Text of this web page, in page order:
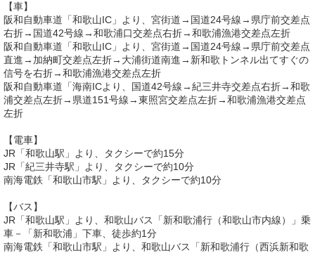
【車】
阪和自動車道「和歌山IC」より、宮街道→国道24号線→県庁前交差点
右折→国道42号線→和歌浦口交差点右折→和歌浦漁港交差点左折
阪和自動車道「和歌山IC」より、宮街道→国道24号線→県庁前交差点
直進→加納町交差点左折→大浦街道南進→新和歌トンネル出てすぐの
信号を右折→和歌浦漁港交差点左折
阪和自動車道「海南ICより、国道42号線→紀三井寺交差点右折→和歌
浦交差点左折→県道151号線→東照宮交差点左折→和歌浦漁港交差点
左折
【電車】
JR「和歌山駅」より、タクシーで約15分
JR「紀三井寺駅」より、タクシーで約10分
南海電鉄「和歌山市駅」より、タクシーで約10分
【バス】
JR「和歌山駅」より、和歌山バス「新和歌浦行（和歌山市内線）」乗
車－「新和歌浦」下車、徒歩約1分
南海電鉄「和歌山市駅」より、和歌山バス「新和歌浦行（西浜新和歌